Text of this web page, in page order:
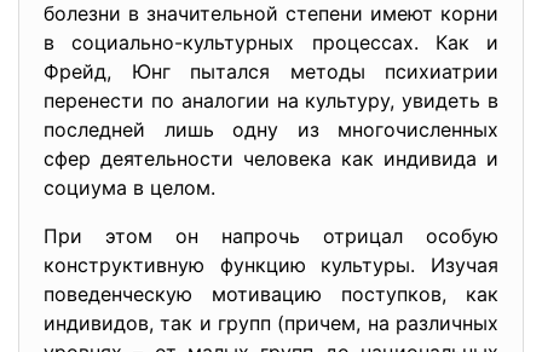
болезни в значительной степени имеют корни
в социально-культурных процессах. Как и
Фрейд, Юнг пытался методы психиатрии
перенести по аналогии на культуру, увидеть в
последней лишь одну из многочисленных
сфер деятельности человека как индивида и
социума в целом.
При этом он напрочь отрицал особую
конструктивную функцию культуры. Изучая
поведенческую мотивацию поступков, как
индивидов, так и групп (причем, на различных